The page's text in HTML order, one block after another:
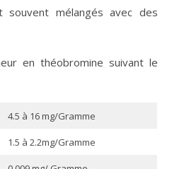
mélangés avec des
en théobromine suivant le
4.5 à 16 mg/Gramme
1.5 à 2.2mg/Gramme